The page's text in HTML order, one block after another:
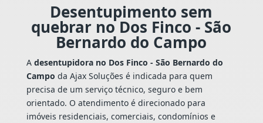
Desentupimento sem
quebrar no Dos Finco - São
Bernardo do Campo
A desentupidora no Dos Finco - São Bernardo do
Campo da Ajax Soluções é indicada para quem
precisa de um serviço técnico, seguro e bem
orientado. O atendimento é direcionado para
imóveis residenciais, comerciais, condomínios e